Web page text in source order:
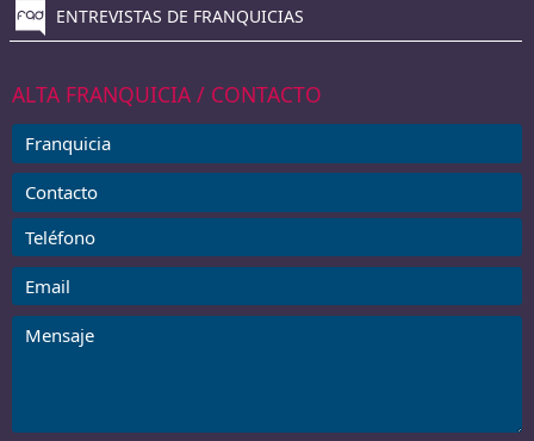
ENTREVISTAS DE FRANQUICIAS
ALTA FRANQUICIA / CONTACTO